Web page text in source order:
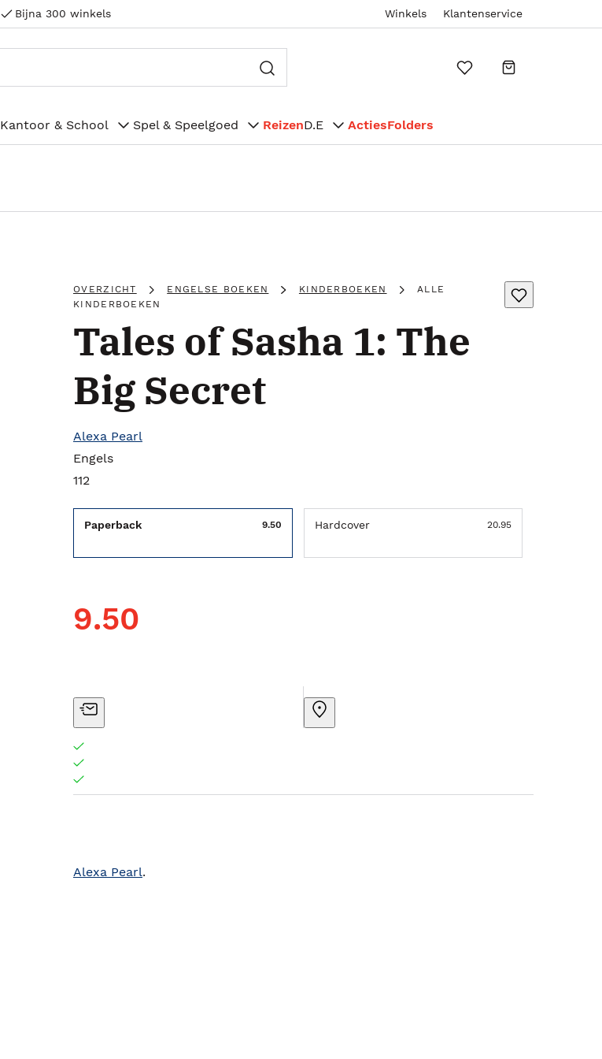
Bijna 300 winkels Winkels Klantenservice
Kantoor & School Spel & Speelgoed ReizenD.E ActiesFolders
OVERZICHT ENGELSE BOEKEN KINDERBOEKEN
ALLE
KINDERBOEKEN
Tales of Sasha 1: The
Big Secret
Alexa Pearl
Engels
112
Paperback 9.50 Hardcover 20.95
9.50
Alexa Pearl.